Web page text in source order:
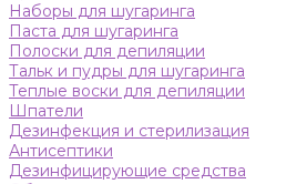
Наборы для шугаринга
Паста для шугаринга
Полоски для депиляции
Тальк и пудры для шугаринга
Теплые воски для депиляции
Шпатели
Дезинфекция и стерилизация
Антисептики
Дезинфицирующие средства